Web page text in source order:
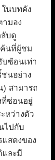
ในบทคัง
มอง
บดู
ค้นที่ผู้ชม
ซ้อนเท่า
นอย่าง
) สามารถ
ที่ซ่อนอยู่
หว่างตัว
ไปกับ
สดงของ
และมี